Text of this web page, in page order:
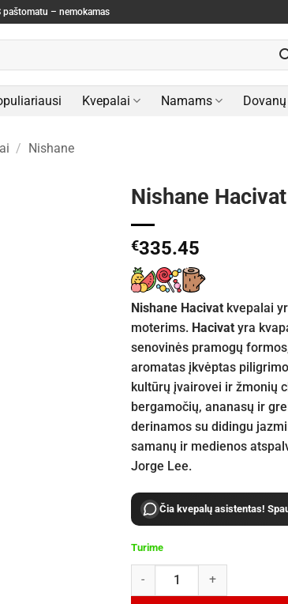
paštomatu – nemokamas
Kvepalai Namams
/ Nishane
Nishane
€335.45
Nishane Hacivat kvepalai
moterims. Hacivat yra
senovinės pramogų
aromatas įkvėptas
kultūrų įvairovei ir žmonių
bergamočių, ananasų ir
derinamos su didingu
samanų ir medienos
Jorge Lee.
Čia kvepalų asistentas!
Turime
produkto kiekis: Nishane